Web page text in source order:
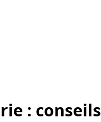
: conseils